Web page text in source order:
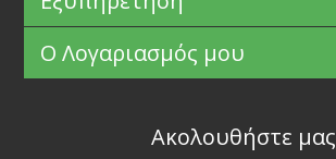
Ο Λογαριασμός μου
Ακολουθήστε μας